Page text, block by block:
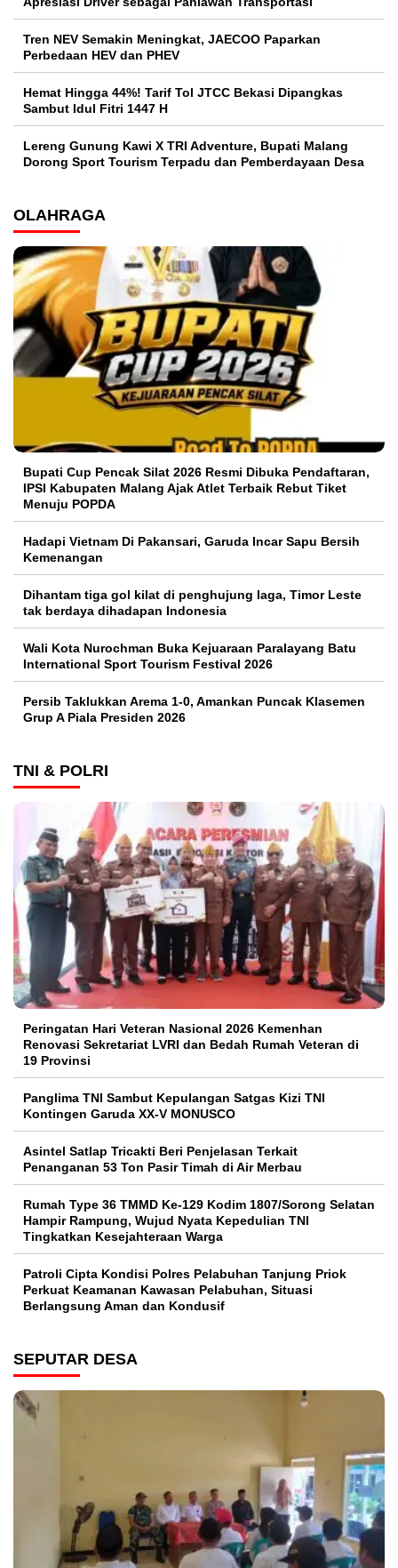
Tren NEV Semakin Meningkat, JAECOO Paparkan
Perbedaan HEV dan PHEV
Hemat Hingga 44%! Tarif Tol JTCC Bekasi Dipangkas
Sambut Idul Fitri 1447 H
Lereng Gunung Kawi X TRI Adventure, Bupati Malang
Dorong Sport Tourism Terpadu dan Pemberdayaan Desa
OLAHRAGA
Bupati Cup Pencak Silat 2026 Resmi Dibuka Pendaftaran,
IPSI Kabupaten Malang Ajak Atlet Terbaik Rebut Tiket
Menuju POPDA
Hadapi Vietnam Di Pakansari, Garuda Incar Sapu Bersih
Kemenangan
Dihantam tiga gol kilat di penghujung laga, Timor Leste
tak berdaya dihadapan Indonesia
Wali Kota Nurochman Buka Kejuaraan Paralayang Batu
International Sport Tourism Festival 2026
Persib Taklukkan Arema 1-0, Amankan Puncak Klasemen
Grup A Piala Presiden 2026
TNI & POLRI
Peringatan Hari Veteran Nasional 2026 Kemenhan
Renovasi Sekretariat LVRI dan Bedah Rumah Veteran di
19 Provinsi
Panglima TNI Sambut Kepulangan Satgas Kizi TNI
Kontingen Garuda XX-V MONUSCO
Asintel Satlap Tricakti Beri Penjelasan Terkait
Penanganan 53 Ton Pasir Timah di Air Merbau
Rumah Type 36 TMMD Ke-129 Kodim 1807/Sorong Selatan
Hampir Rampung, Wujud Nyata Kepedulian TNI
Tingkatkan Kesejahteraan Warga
Patroli Cipta Kondisi Polres Pelabuhan Tanjung Priok
Perkuat Keamanan Kawasan Pelabuhan, Situasi
Berlangsung Aman dan Kondusif
SEPUTAR DESA